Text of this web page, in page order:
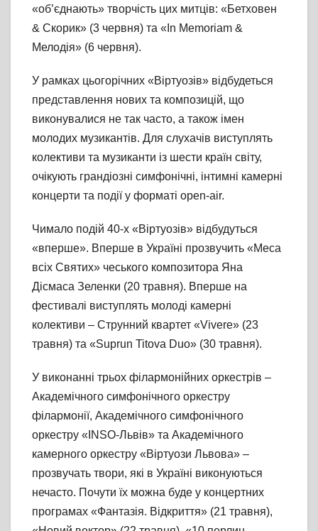
«об’єднають» творчість цих митців: «Бетховен
& Скорик» (3 червня) та «In Memoriam &
Мелодія» (6 червня).
У рамках цьогорічних «Віртуозів» відбудеться
представлення нових та композицій, що
виконувалися не так часто, а також імен
молодих музикантів. Для слухачів виступлять
колективи та музиканти із шести країн світу,
очікують грандіозні симфонічні, інтимні камерні
концерти та події у форматі open-air.
Чимало подій 40-х «Віртуозів» відбудуться
«вперше». Вперше в Україні прозвучить «Меса
всіх Святих» чеського композитора Яна
Дісмаса Зеленки (20 травня). Вперше на
фестивалі виступлять молоді камерні
колективи – Струнний квартет «Vivere» (23
травня) та «Suprun Titova Duo» (30 травня).
У виконанні трьох філармонійних оркестрів –
Академічного симфонічного оркестру
філармонії, Академічного симфонічного
оркестру «INSO-Львів» та Академічного
камерного оркестру «Віртуози Львова» –
прозвучать твори, які в Україні виконуються
нечасто. Почути їх можна буде у концертних
програмах «Фантазія. Відкриття» (21 травня),